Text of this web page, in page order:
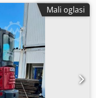
Mali oglasi